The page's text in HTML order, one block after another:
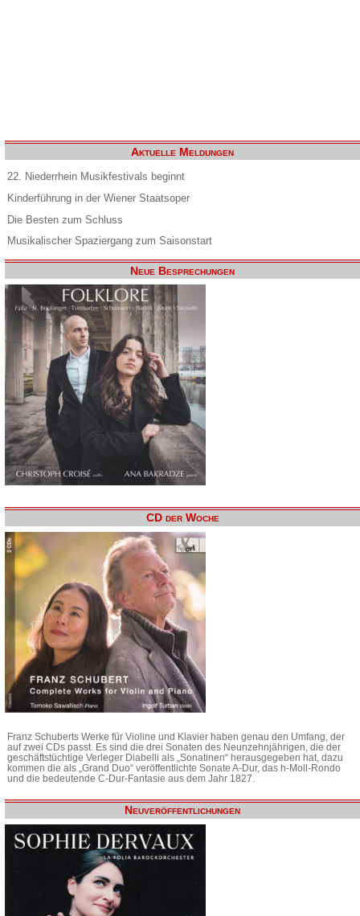
Aktuelle Meldungen
22. Niederrhein Musikfestivals beginnt
Kinderführung in der Wiener Staatsoper
Die Besten zum Schluss
Musikalischer Spaziergang zum Saisonstart
Neue Besprechungen
CD der Woche
Franz Schuberts Werke für Violine und Klavier haben genau den Umfang, der
auf zwei CDs passt. Es sind die drei Sonaten des Neunzehnjährigen, die der
geschäftstüchtige Verleger Diabelli als „Sonatinen“ herausgegeben hat, dazu
kommen die als „Grand Duo“ veröffentlichte Sonate A-Dur, das h-Moll-Rondo
und die bedeutende C-Dur-Fantasie aus dem Jahr 1827.
Neuveröffentlichungen